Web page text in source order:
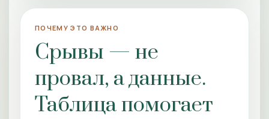
ПОЧЕМУ ЭТО ВАЖНО
Срывы — не
провал, а данные.
Таблица помогает